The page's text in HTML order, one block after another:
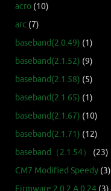
acro (10)
arc (7)
baseband(2.0.49) (1)
baseband(2.1.52) (9)
baseband(2.1.58) (5)
baseband(2.1.65) (1)
baseband(2.1.67) (10)
baseband(2.1.71) (12)
baseband（2.1.54）
(23)
CM7 Modified Speedy (3)
Firmware:2.0.2.A.0.24 (3)